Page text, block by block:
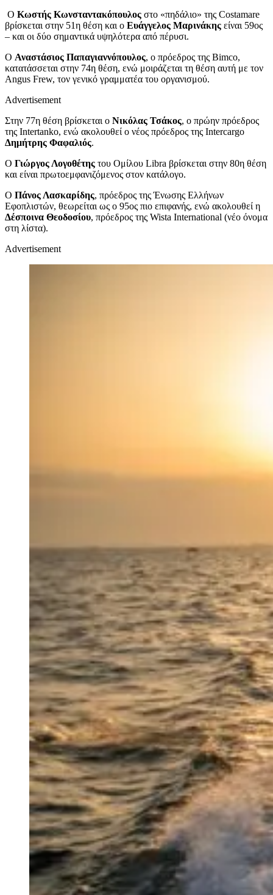
Ο Κωστής Κωνσταντακόπουλος στο «πηδάλιο» της Costamare
βρίσκεται στην 51η θέση και ο Ευάγγελος Μαρινάκης είναι 59ος
– και οι δύο σημαντικά υψηλότερα από πέρυσι.
Ο Αναστάσιος Παπαγιαννόπουλος, ο πρόεδρος της Bimco,
κατατάσσεται στην 74η θέση, ενώ μοιράζεται τη θέση αυτή με τον
Angus Frew, τον γενικό γραμματέα του οργανισμού.
Advertisement
Στην 77η θέση βρίσκεται ο Νικόλας Τσάκος, ο πρώην πρόεδρος
της Intertanko, ενώ ακολουθεί ο νέος πρόεδρος της Intercargo
Δημήτρης Φαφαλιός.
Ο Γιώργος Λογοθέτης του Ομίλου Libra βρίσκεται στην 80η θέση
και είναι πρωτοεμφανιζόμενος στον κατάλογο.
Ο Πάνος Λασκαρίδης, πρόεδρος της Ένωσης Ελλήνων
Εφοπλιστών, θεωρείται ως ο 95ος πιο επιφανής, ενώ ακολουθεί η
Δέσποινα Θεοδοσίου, πρόεδρος της Wista International (νέο όνομα
στη λίστα).
Advertisement